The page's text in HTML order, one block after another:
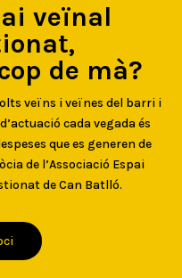
veïnal
de mà?
veïns i veïnes del barri i
cada vegada és
que es generen de
de l’Associació Espai
de Can Batlló.